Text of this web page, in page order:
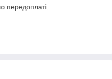
передоплаті.